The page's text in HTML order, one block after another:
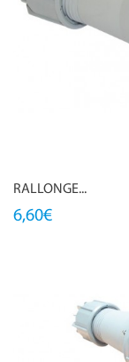
RALLONGE...
6,60€